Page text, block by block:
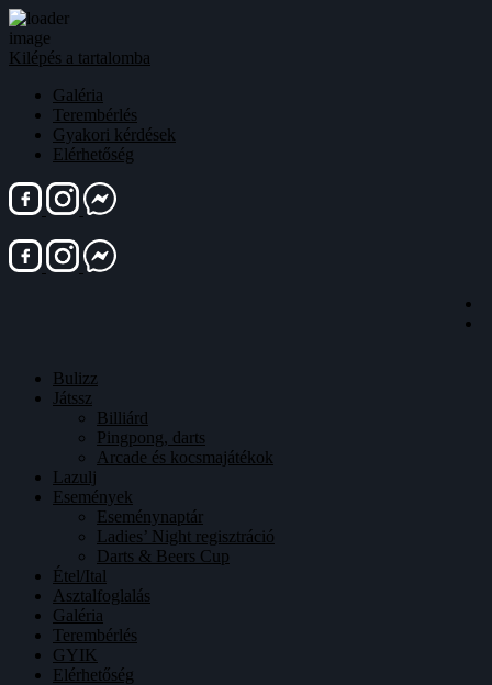
Kilépés a tartalomba
Galéria
Terembérlés
Gyakori kérdések
Elérhetőség
Bulizz
Játssz
Billiárd
Pingpong, darts
Arcade és kocsmajátékok
Lazulj
Események
Eseménynaptár
Ladies’ Night regisztráció
Darts & Beers Cup
Étel/Ital
Asztalfoglalás
Galéria
Terembérlés
GYIK
Elérhetőség